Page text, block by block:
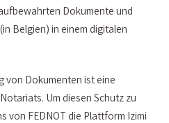
Dokumente und
Belgien) in einem digitalen
von Dokumenten ist eine
Um diesen Schutz zu
von FEDNOT die Plattform Izimi